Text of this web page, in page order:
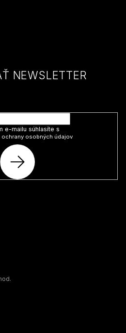
NEWSLETTER
e-mailu súhlasíte s
ochrany osobných údajov
PRIHLÁSIŤ
SA